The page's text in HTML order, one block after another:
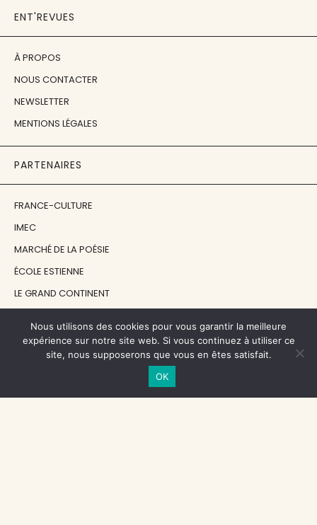
ENT'REVUES
À PROPOS
NOUS CONTACTER
NEWSLETTER
MENTIONS LÉGALES
PARTENAIRES
FRANCE-CULTURE
IMEC
MARCHÉ DE LA POÉSIE
ÉCOLE ESTIENNE
LE GRAND CONTINENT
EN ATTENDANT NADEAU
Nous utilisons des cookies pour vous garantir la meilleure
expérience sur notre site web. Si vous continuez à utiliser ce
site, nous supposerons que vous en êtes satisfait.
OK